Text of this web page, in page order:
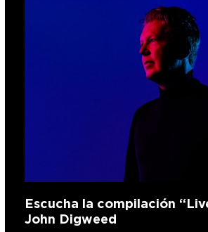
Escucha la compilación
John Digweed